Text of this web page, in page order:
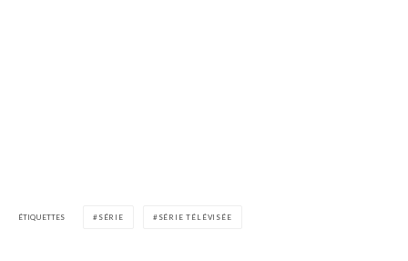
ÉTIQUETTES SÉRIE SÉRIE TÉLÉVISÉE